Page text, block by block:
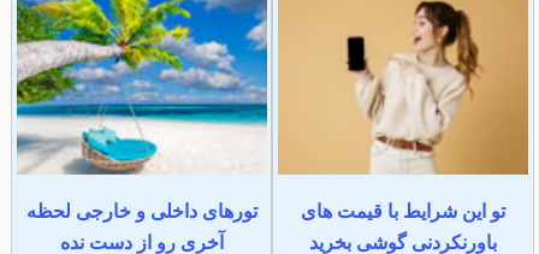
تو این شرایط با قیمت های
باورنکردنی گوشی بخرید
تورهای داخلی و خارجی لحظه
آخری رو از دست نده